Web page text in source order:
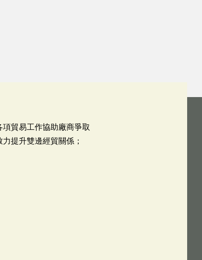
貿易工作協助廠商爭取
提升雙邊經貿關係；